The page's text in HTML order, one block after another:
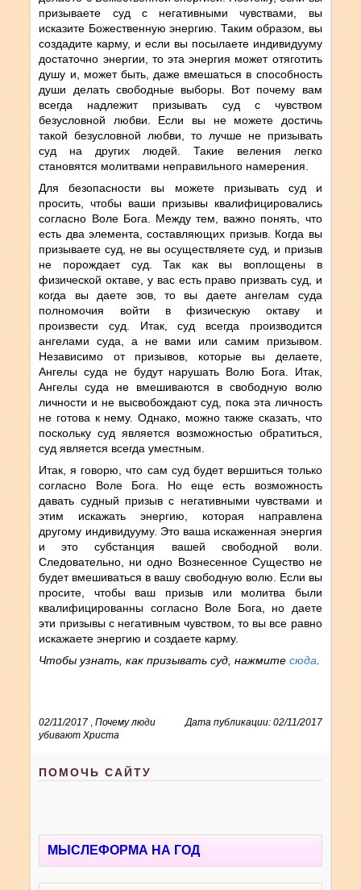
призываете суд с негативными чувствами, вы
исказите Божественную энергию. Таким образом, вы
создадите карму, и если вы посылаете индивидууму
достаточно энергии, то эта энергия может отяготить
душу и, может быть, даже вмешаться в способность
души делать свободные выборы. Вот почему вам
всегда надлежит призывать суд с чувством
безусловной любви. Если вы не можете достичь
такой безусловной любви, то лучше не призывать
суд на других людей. Такие веления легко
становятся молитвами неправильного намерения.
Для безопасности вы можете призывать суд и
просить, чтобы ваши призывы квалифицировались
согласно Воле Бога. Между тем, важно понять, что
есть два элемента, составляющих призыв. Когда вы
призываете суд, не вы осуществляете суд, и призыв
не порождает суд. Так как вы воплощены в
физической октаве, у вас есть право призвать суд, и
когда вы даете зов, то вы даете ангелам суда
полномочия войти в физическую октаву и
произвести суд. Итак, суд всегда производится
ангелами суда, а не вами или самим призывом.
Независимо от призывов, которые вы делаете,
Ангелы суда не будут нарушать Волю Бога. Итак,
Ангелы суда не вмешиваются в свободную волю
личности и не высвобождают суд, пока эта личность
не готова к нему. Однако, можно также сказать, что
поскольку суд является возможностью обратиться,
суд является всегда уместным.
Итак, я говорю, что сам суд будет вершиться только
согласно Воле Бога. Но еще есть возможность
давать судный призыв с негативными чувствами и
этим искажать энергию, которая направлена
другому индивидууму. Это ваша искаженная энергия
и это субстанция вашей свободной воли.
Следовательно, ни одно Вознесенное Существо не
будет вмешиваться в вашу свободную волю. Если вы
просите, чтобы ваш призыв или молитва были
квалифицированны согласно Воле Бога, но даете
эти призывы с негативным чувством, то вы все равно
искажаете энергию и создаете карму.
Чтобы узнать, как призывать суд, нажмитесюда
02/11/2017 Дата публикации: 02/11/2017
,Почему люди
убивают Христа
ПОМОЧЬ САЙТУ
МЫСЛЕФОРМА НА ГОД